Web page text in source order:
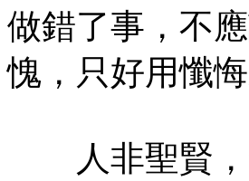
做錯了事，不
愧，只好用懺
人非聖賢，